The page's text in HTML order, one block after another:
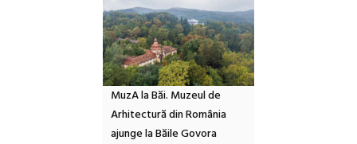
MuzA la Băi. Muzeul de
Arhitectură din România
ajunge la Băile Govora